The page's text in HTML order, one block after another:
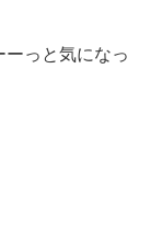
っと気になっ